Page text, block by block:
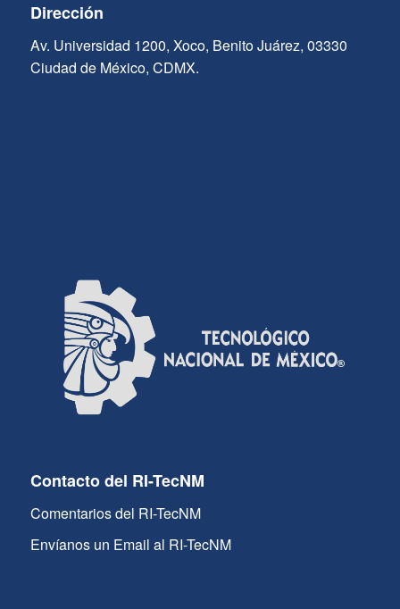
Dirección
Av. Universidad 1200, Xoco, Benito Juárez, 03330
Ciudad de México, CDMX.
Contacto del RI-TecNM
Comentarios del RI-TecNM
Envíanos un Email al RI-TecNM